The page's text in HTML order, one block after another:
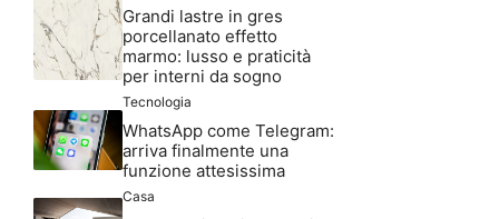
Grandi lastre in gres
porcellanato effetto
marmo: lusso e praticità
per interni da sogno
Tecnologia
WhatsApp come Telegram:
arriva finalmente una
funzione attesissima
Casa